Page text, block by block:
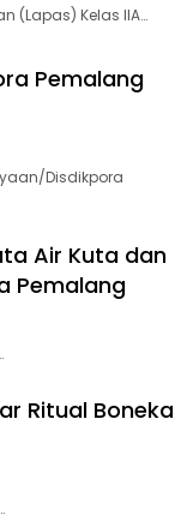
(Lapas) Kelas IIA…
Pemalang
Disdikpora
Air Kuta dan
Pemalang
Ritual Boneka